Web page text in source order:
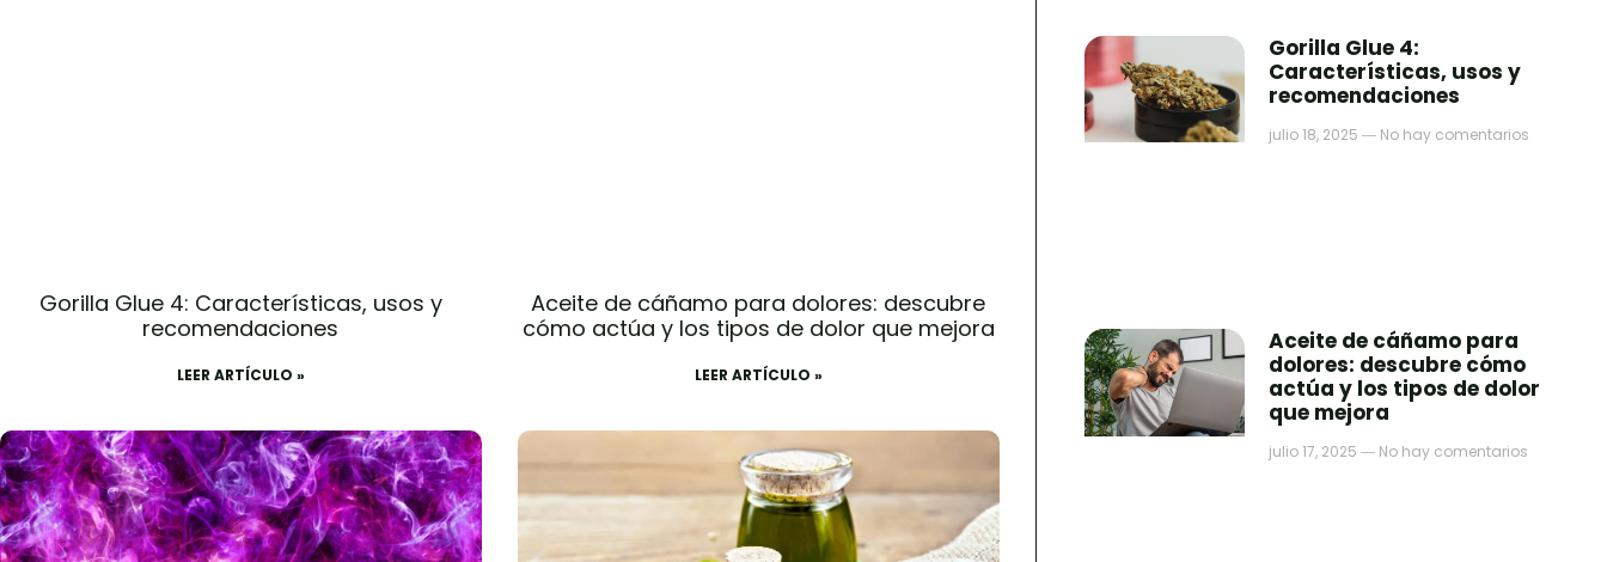
Gorilla Glue 4: Características, usos y
recomendaciones
LEER ARTÍCULO »
Aceite de cáñamo para dolores: descubre
cómo actúa y los tipos de dolor que mejora
LEER ARTÍCULO »
Gorilla Glue 4:
Características, usos y
recomendaciones
julio 18, 2025 No hay comentarios
Aceite de cáñamo para
dolores: descubre cómo
actúa y los tipos de dolor
que mejora
julio 17, 2025 No hay comentarios